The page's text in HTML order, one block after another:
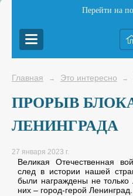
Перейти на
Главная → Это интересно →
ПРОРЫВ
ЛЕНИНГРАДА
27 января 2023 г.
Великая Отечественная
след в истории нашей
были награждены не
них – город-герой Ленинград.